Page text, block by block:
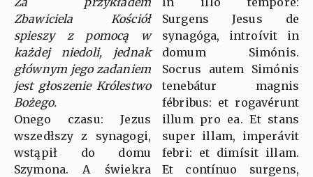
Zbawiciela Kościół
spieszy z pomocą w
każdej niedoli, jednak
głównym jego zadaniem
jest głoszenie Królestwo
Bożego.
Onego czasu: Jezus
wszedłszy z synagogi,
wstąpił do domu
Szymona. A świekra
Surgens Jesus de
synagóga, introívit in
domum Simónis.
Socrus autem Simónis
tenebátur magnis
fébribus: et rogavérunt
illum pro ea. Et stans
super illam, imperávit
febri: et dimísit illam.
Et contínuo surgens,